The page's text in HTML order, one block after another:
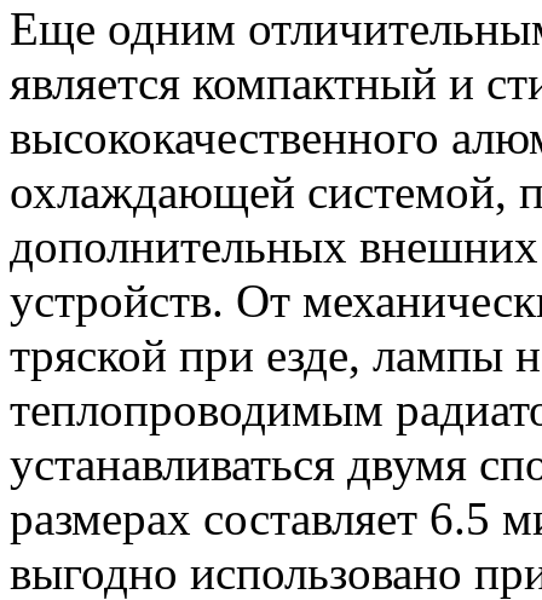
Еще одним
является компактный и
высококачественного
охлаждающей системой,
дополнительных
устройств. От
тряской при езде,
теплопроводимым
устанавливаться двумя
размерах составляет 6.5
выгодно использовано